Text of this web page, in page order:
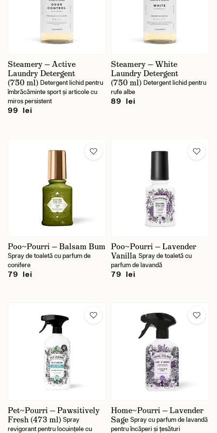
Steamery — Active
Laundry Detergent
(750 ml) Detergent lichid pentru
îmbrăcăminte sport și articole cu
miros persistent
99 lei
Steamery — White
Laundry Detergent
(750 ml) Detergent lichid pentru
rufe albe
89 lei
Poo~Pourri — Balsam Bum
Spray de toaletă cu parfum de
conifere
79 lei
Poo~Pourri — Lavender
Vanilla Spray de toaletă cu
parfum de lavandă
79 lei
Pet~Pourri — Pawsitively
Fresh (473 ml) Spray
revigorant pentru locuințele cu
Home~Pourri — Lavender
Sage Spray cu parfum de lavandă
pentru încăperi și țesături